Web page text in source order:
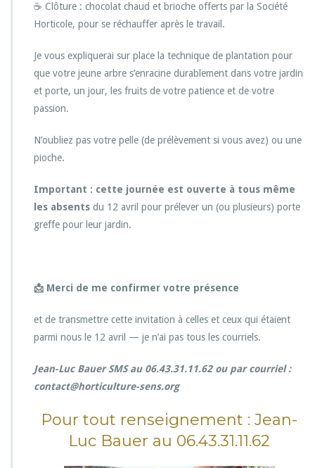
☕ Clôture : chocolat chaud et brioche offerts par la Société
Horticole, pour se réchauffer après le travail.
Je vous expliquerai sur place la technique de plantation pour
que votre jeune arbre s’enracine durablement dans votre jardin
et porte, un jour, les fruits de votre patience et de votre
passion.
N’oubliez pas votre pelle (de prélèvement si vous avez) ou une
pioche.
Important : cette journée est ouverte à tous même
les absents du 12 avril pour prélever un (ou plusieurs) porte
greffe pour leur jardin.
📩 Merci de me confirmer votre présence
et de transmettre cette invitation à celles et ceux qui étaient
parmi nous le 12 avril — je n’ai pas tous les courriels.
Jean-Luc Bauer SMS au 06.43.31.11.62 ou par courriel :
contact@horticulture-sens.org
Pour tout renseignement : Jean-
Luc Bauer au 06.43.31.11.62